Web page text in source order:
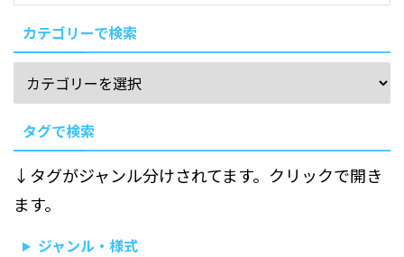
カテゴリーで検索
タグで検索
↓タグがジャンル分けされてます。クリックで開き
ます。
ジャンル・様式